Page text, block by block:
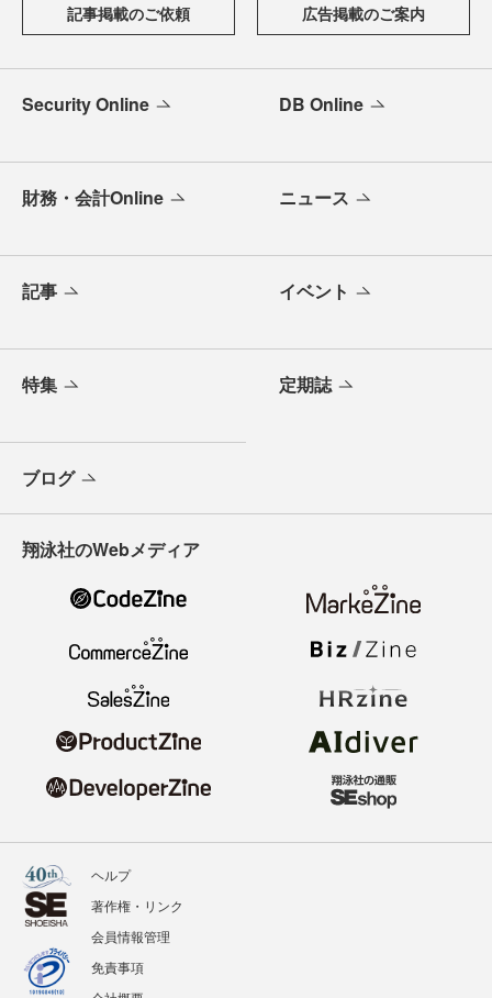
記事掲載のご依頼 広告掲載のご案内
Security Online DB Online
財務・会計Online ニュース
記事 イベント
特集 定期誌
ブログ
翔泳社のWebメディア
ヘルプ
著作権・リンク
会員情報管理
免責事項